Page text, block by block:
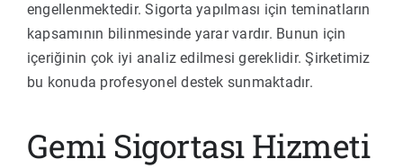
engellenmektedir. Sigorta yapılması için teminatların
kapsamının bilinmesinde yarar vardır. Bunun için
içeriğinin çok iyi analiz edilmesi gereklidir. Şirketimiz
bu konuda profesyonel destek sunmaktadır.
Gemi Sigortası Hizmeti